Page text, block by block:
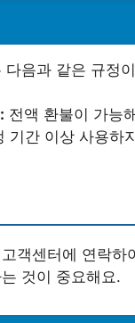
다음과 같은 규정
전액 환불이 가능
기간 이상 사용하
객센터에 연락
것이 중요해요.